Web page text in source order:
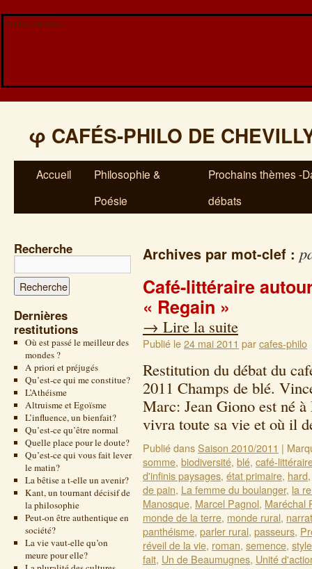
Veuillez patienter...
φ CAFÉS-PHILO DE
Accueil
Philosophie &
Poésie
Prochains thèmes -
débats
Recherche
Dernières
restitutions
Où est passé le meilleur des
mondes ?
A priori et préjugés
Qu’est-ce qui me constitue?
L’Athéisme
Altruisme et Egoïsme
L’influence, un bienfait?
Qu’est-ce qu’être normal
Quelle place pour le doute?
Qu’est-ce qui vous fait lever
le matin?
La bêtise a t-elle un avenir?
Kant, un tournant décisif de
la philosophie
Peut-on être authentique en
société?
La vie vaut-elle qu’on
meure pour elle?
Archives par mot-clef :
Café-littéraire
« Regain »
→ Lire la suite
Publié le24 mai 2011 parcafes-philo
Restitution du débat du
2011 Champs de blé.
Marc: Jean Giono est né
vivra toute sa vie et où il
Publié dansSaison 2010/2011 |
somme, biodiversité, blé, café-
d'infinis paysages, état primaire, hard
de pain, La femme du boulanger, la
Manosque, Marcel Pagnol, Maréchal
monde de la terre, monde rural,
panthéisme, parler rural, passeurs,
réveil de la vie, roman, semence, style
fait, Un de Beaumugnes, Unité